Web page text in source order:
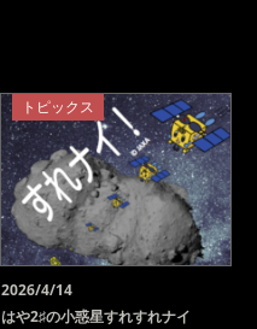
トピックス
2026/4/14
はや2♯の小惑星すれすれナイ